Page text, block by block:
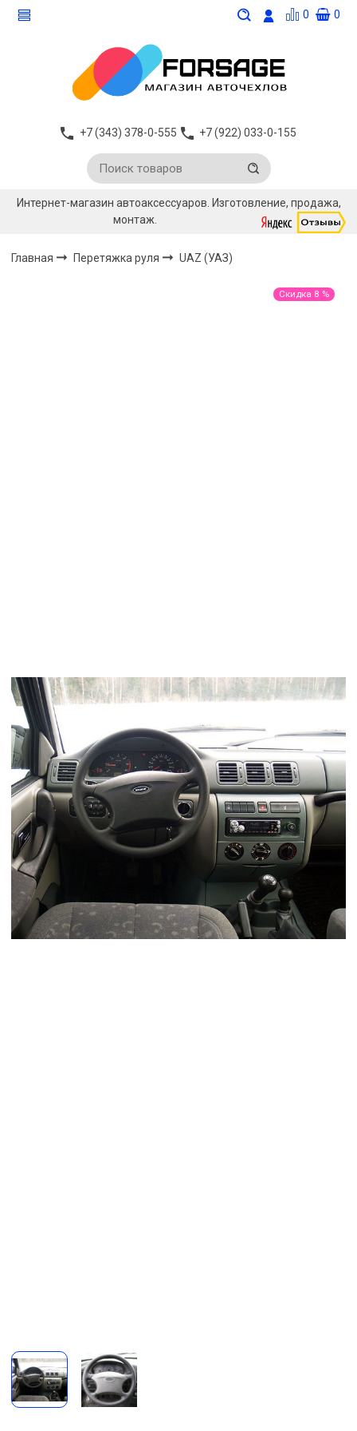
0 0
+7 (343) 378-0-555 +7 (922) 033-0-155
Интернет-магазин автоаксессуаров. Изготовление, продажа,
монтаж.
Главная Перетяжка руля UAZ (УАЗ)
Скидка 8 %